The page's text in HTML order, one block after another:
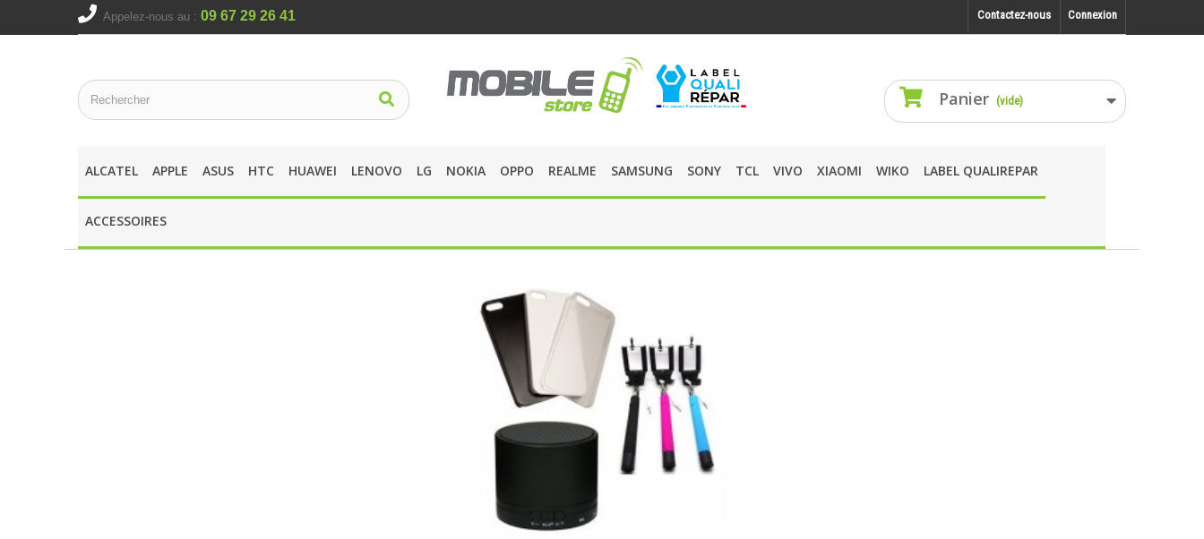
Connexion
Contactez-nous
Appelez-nous au : 09 67 29 26 41
Panier (vide)
ALCATEL APPLE ASUS HTC HUAWEI LENOVO LG NOKIA OPPO REALME SAMSUNG SONY TCL VIVO XIAOMI WIKO LABEL QUALIREPAR
ACCESSOIRES